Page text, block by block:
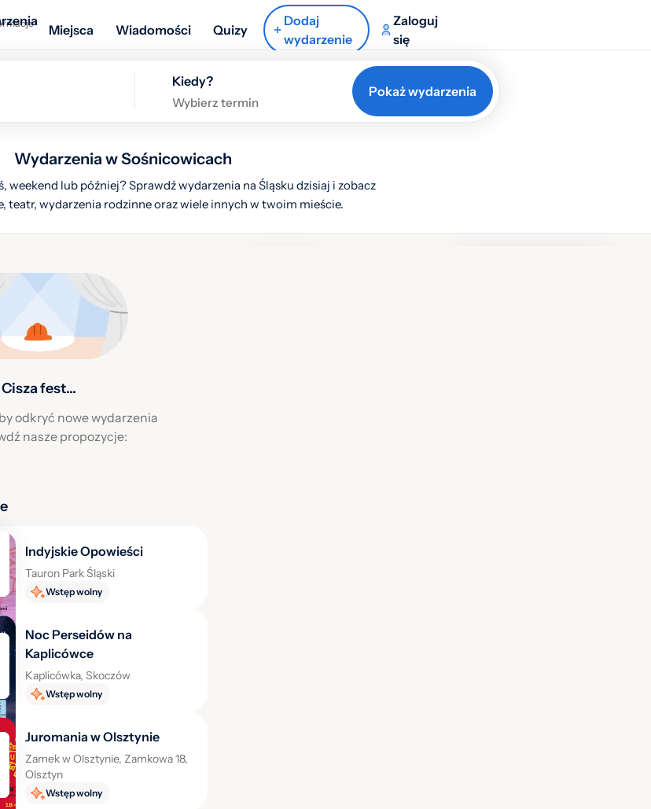
Miejsca Wiadomości Quizy
Dodaj
wydarzenie
Zaloguj
się
Kiedy?
Wybierz termin
Pokaż wydarzenia
Wydarzenia w Sośnicowicach
weekend lub później? Sprawdź wydarzenia na Śląsku dzisiaj i zobacz
teatr, wydarzenia rodzinne oraz wiele innych w twoim mieście.
Cisza fest...
odkryć nowe wydarzenia
nasze propozycje:
Indyjskie Opowieści
Tauron Park Śląski
Wstęp wolny
Noc Perseidów na
Kaplicówce
Kaplicówka, Skoczów
Wstęp wolny
Juromania w Olsztynie
Zamek w Olsztynie, Zamkowa 18,
Olsztyn
Wstęp wolny